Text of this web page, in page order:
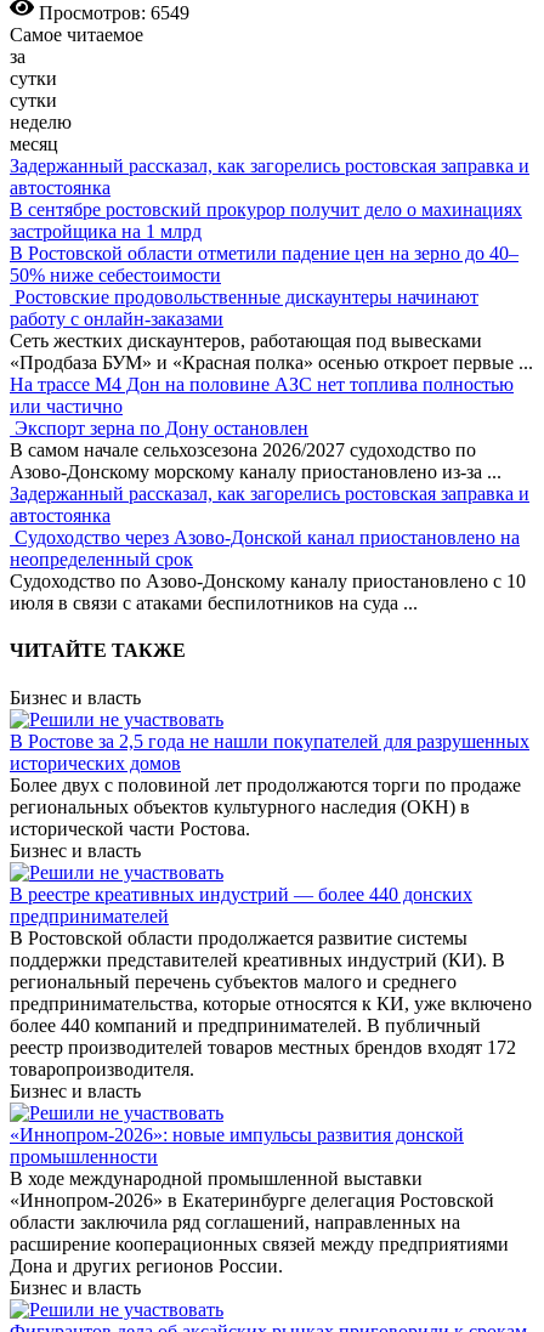
Просмотров: 6549
Самое читаемое
за
сутки
сутки
неделю
месяц
Задержанный рассказал, как загорелись ростовская заправка и
автостоянка
В сентябре ростовский прокурор получит дело о махинациях
застройщика на 1 млрд
В Ростовской области отметили падение цен на зерно до 40–
50% ниже себестоимости
Ростовские продовольственные дискаунтеры начинают
работу с онлайн-заказами
Сеть жестких дискаунтеров, работающая под вывесками
«Продбаза БУМ» и «Красная полка» осенью откроет первые ...
На трассе М4 Дон на половине АЗС нет топлива полностью
или частично
Экспорт зерна по Дону остановлен
В самом начале сельхозсезона 2026/2027 судоходство по
Азово-Донскому морскому каналу приостановлено из-за ...
Задержанный рассказал, как загорелись ростовская заправка и
автостоянка
Судоходство через Азово-Донской канал приостановлено на
неопределенный срок
Судоходство по Азово-Донскому каналу приостановлено с 10
июля в связи с атаками беспилотников на суда ...
ЧИТАЙТЕ ТАКЖЕ
Бизнес и власть
В Ростове за 2,5 года не нашли покупателей для разрушенных
исторических домов
Более двух с половиной лет продолжаются торги по продаже
региональных объектов культурного наследия (ОКН) в
исторической части Ростова.
Бизнес и власть
В реестре креативных индустрий — более 440 донских
предпринимателей
В Ростовской области продолжается развитие системы
поддержки представителей креативных индустрий (КИ). В
региональный перечень субъектов малого и среднего
предпринимательства, которые относятся к КИ, уже включено
более 440 компаний и предпринимателей. В публичный
реестр производителей товаров местных брендов входят 172
товаропроизводителя.
Бизнес и власть
«Иннопром-2026»: новые импульсы развития донской
промышленности
В ходе международной промышленной выставки
«Иннопром-2026» в Екатеринбурге делегация Ростовской
области заключила ряд соглашений, направленных на
расширение кооперационных связей между предприятиями
Дона и других регионов России.
Бизнес и власть